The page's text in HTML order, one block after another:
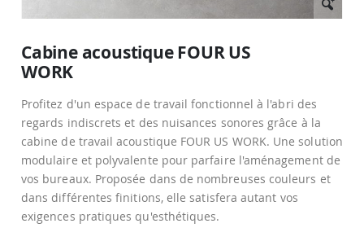
début
de
Galerie
d’images
Cabine acoustique FOUR US
WORK
Profitez d'un espace de travail fonctionnel à l'abri des
regards indiscrets et des nuisances sonores grâce à la
cabine de travail acoustique FOUR US WORK. Une solution
modulaire et polyvalente pour parfaire l'aménagement de
vos bureaux. Proposée dans de nombreuses couleurs et
dans différentes finitions, elle satisfera autant vos
exigences pratiques qu'esthétiques.